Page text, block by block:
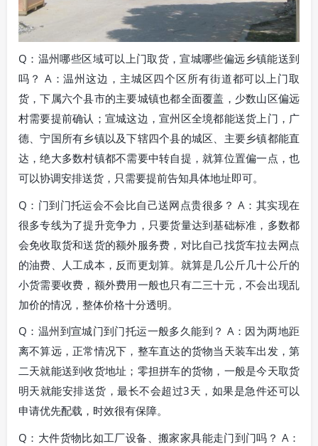
Q：温州哪些区域可以上门取货，宣城哪些偏远乡镇能送到
吗？ A：温州这边，主城区四个区所有街道都可以上门取
货，下属六个县市的主要城镇也都全面覆盖，少数山区偏远
村需要提前确认；宣城这边，宣州区全境都能送货上门，广
德、宁国所有乡镇以及下辖四个县的城区、主要乡镇都能直
达，绝大多数村镇都不需要中转自提，就算位置偏一点，也
可以协调安排送货，只需要提前告知具体地址即可。
Q：门到门托运会不会比自己送网点贵很多？ A：其实现在
很多专线为了提升竞争力，只要货量达到基础标准，多数都
会免收取货和送货的额外服务费，对比自己找货车拉去网点
的油费、人工成本，反而更划算。就算是几公斤几十公斤的
小货需要收费，额外费用一般也只有二三十元，不会出现乱
加价的情况，整体价格十分透明。
Q：温州到宣城门到门托运一般多久能到？ A：因为两地距
离不算远，正常情况下，整车直达的货物当天装车出发，第
二天就能送到收货地址；零担拼车的货物，一般是今天取货
明天就能安排送货，最长不会超过3天，如果是急件还可以
申请优先配载，时效很有保障。
Q：大件货物比如工厂设备、搬家家具能走门到门吗？ A：